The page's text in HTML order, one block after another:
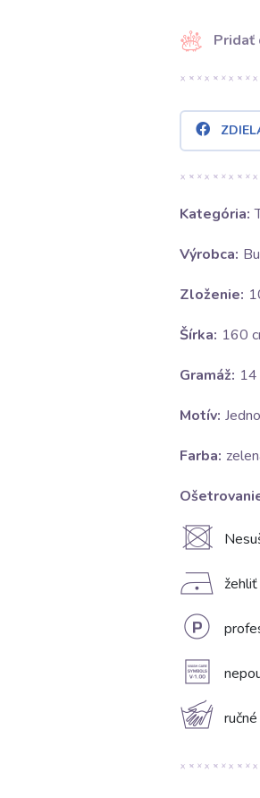
Pridať
Kategória:
Výrobca:
Zloženie:
Šírka: 160
Gramáž:
Motív:
Farba:
U
D žehliť
L
A
c